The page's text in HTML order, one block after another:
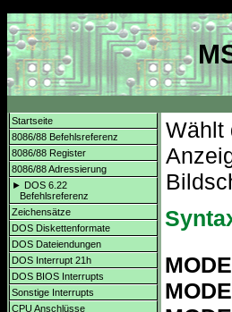
Startseite
8086/88 Befehlsreferenz
8086/88 Register
8086/88 Adressierung
► DOS 6.22
Befehlsreferenz
Zeichensätze
DOS Diskettenformate
DOS Dateiendungen
DOS Interrupt 21h
DOS BIOS Interrupts
Sonstige Interrupts
CPU Anschlüsse
Wählt